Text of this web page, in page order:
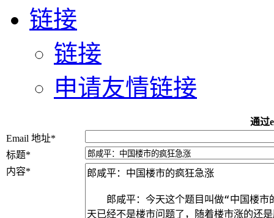
链接
链接
申请友情链接
通过
Email 地址*
标题*
内容*